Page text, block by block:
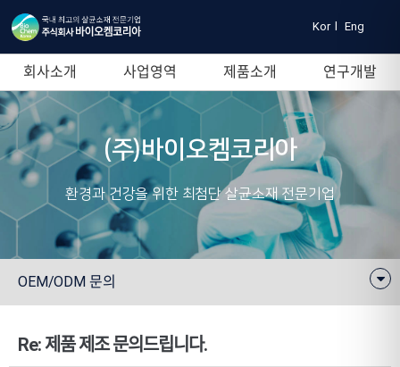
KorlEng
회사소개 사업영역 제품소개 연구개발
(주)바이오켐코리아
환경과 건강을 위한 최첨단 살균소재 전문기업
OEM/ODM 문의
Re: 제품 제조 문의드립니다.